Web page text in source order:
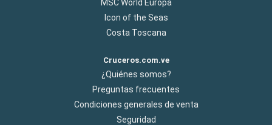
MSC World Europa
Icon of the Seas
Costa Toscana
Cruceros.com.ve
¿Quiénes somos?
Preguntas frecuentes
Condiciones generales de venta
Seguridad